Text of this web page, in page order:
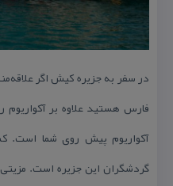
در سفر به جزیره كیش اگر
فارس هستید علاوه بر
آكواریوم پیش روی شما است.
گردشگران این جزیره است.